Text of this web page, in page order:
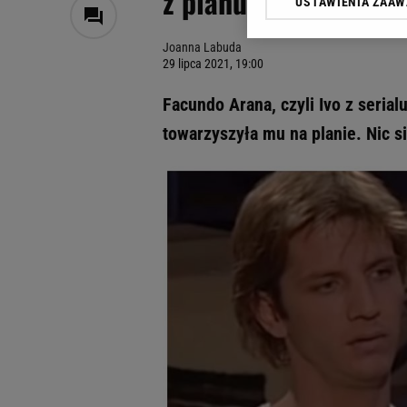
Joanna Labuda
29 lipca 2021, 19:00
Facundo Arana, czyli Ivo z
towarzyszyła mu na planie. Nic
Klikając „Akceptuję”
My, nasi Zaufani
Użycie dokładnych
badnie odbiorców i